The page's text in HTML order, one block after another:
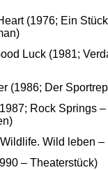
(1976; Ein
Luck (1981;
(1986; Der
Rock Springs –
Wild leben –
– Theaterstück)